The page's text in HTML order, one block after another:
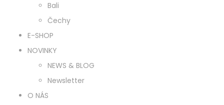
Bali
Čechy
E-SHOP
NOVINKY
NEWS & BLOG
Newsletter
O NÁS